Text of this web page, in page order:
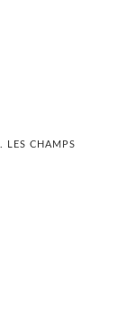
LES CHAMPS